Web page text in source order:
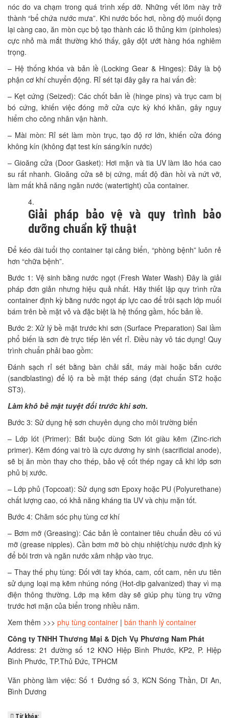
nóc do va chạm trong quá trình xếp dỡ. Những vết lõm này trở
thành “bể chứa nước mưa”. Khi nước bốc hơi, nồng độ muối đọng
lại càng cao, ăn mòn cục bộ tạo thành các lỗ thủng kim (pinholes)
cực nhỏ mà mắt thường khó thấy, gây dột ướt hàng hóa nghiêm
trọng.
– Hệ thống khóa và bản lề (Locking Gear & Hinges): Đây là bộ
phận cơ khí chuyển động. Rỉ sét tại đây gây ra hai vấn đề:
– Kẹt cứng (Seized): Các chốt bản lề (hinge pins) và trục cam bị
bó cứng, khiến việc đóng mở cửa cực kỳ khó khăn, gây nguy
hiểm cho công nhân vận hành.
– Mài mòn: Rỉ sét làm mòn trục, tạo độ rơ lớn, khiến cửa đóng
không kín (không đạt test kín sáng/kín nước)
– Gioăng cửa (Door Gasket): Hơi mặn và tia UV làm lão hóa cao
su rất nhanh. Gioăng cửa sẽ bị cứng, mất độ đàn hồi và nứt vỡ,
làm mất khả năng ngăn nước (watertight) của container.
Giải pháp bảo vệ và quy trình bảo
dưỡng chuẩn kỹ thuật
Để kéo dài tuổi thọ container tại cảng biển, “phòng bệnh” luôn rẻ
hơn “chữa bệnh”.
Bước 1: Vệ sinh bằng nước ngọt (Fresh Water Wash) Đây là giải
pháp đơn giản nhưng hiệu quả nhất. Hãy thiết lập quy trình rửa
container định kỳ bằng nước ngọt áp lực cao để trôi sạch lớp muối
bám trên bề mặt vỏ và đặc biệt là hệ thống gầm, hốc bản lề.
Bước 2: Xử lý bề mặt trước khi sơn (Surface Preparation) Sai lầm
phổ biến là sơn đè trực tiếp lên vết rỉ. Điều này vô tác dụng! Quy
trình chuẩn phải bao gồm:
Đánh sạch rỉ sét bằng bàn chải sắt, máy mài hoặc bắn cước
(sandblasting) để lộ ra bề mặt thép sáng (đạt chuẩn ST2 hoặc
ST3).
Làm khô bề mặt tuyệt đối trước khi sơn.
Bước 3: Sử dụng hệ sơn chuyên dụng cho môi trường biển
– Lớp lót (Primer): Bắt buộc dùng Sơn lót giàu kẽm (Zinc-rich
primer). Kẽm đóng vai trò là cực dương hy sinh (sacrificial anode),
sẽ bị ăn mòn thay cho thép, bảo vệ cốt thép ngay cả khi lớp sơn
phủ bị xước.
– Lớp phủ (Topcoat): Sử dụng sơn Epoxy hoặc PU (Polyurethane)
chất lượng cao, có khả năng kháng tia UV và chịu mặn tốt.
Bước 4: Chăm sóc phụ tùng cơ khí
– Bơm mỡ (Greasing): Các bản lề container tiêu chuẩn đều có vú
mỡ (grease nipples). Cần bơm mỡ bò chịu nhiệt/chịu nước định kỳ
để bôi trơn và ngăn nước xâm nhập vào trục.
– Thay thế phụ tùng: Đối với tay khóa, cam, cốt cam, nên ưu tiên
sử dụng loại mạ kẽm nhúng nóng (Hot-dip galvanized) thay vì mạ
điện thông thường. Lớp mạ kẽm dày sẽ giúp phụ tùng trụ vững
trước hơi mặn của biển trong nhiều năm.
Xem thêm >>> phụ tùng container | bán thanh lý container
Công ty TNHH Thương Mại & Dịch Vụ Phương Nam Phát
Address: 21 đường số 12 KNO Hiệp Bình Phước, KP2, P. Hiệp
Bình Phước, TP.Thủ Đức, TPHCM
Văn phòng làm việc: Số 1 Đướng số 3, KCN Sóng Thần, Dĩ An,
Bình Dương